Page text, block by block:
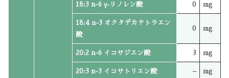
18:3 n-6 γ‐リノレン酸 0 mg
18:4 n-3 オクタデカテトラエン
酸
0 mg
20:2 n-6 イコサジエン酸 3 mg
20:3 n-3 イコサトリエン酸 – mg